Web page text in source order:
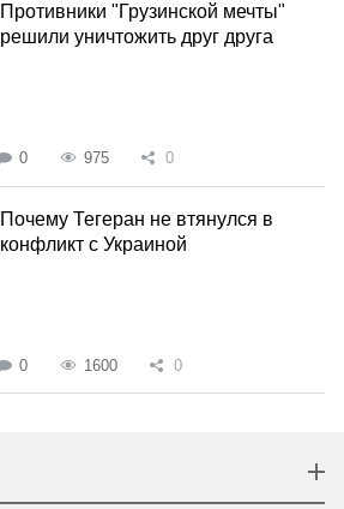
Противники "Грузинской мечты"
решили уничтожить друг друга
0 975 0
Почему Тегеран не втянулся в
конфликт с Украиной
0 1600 0